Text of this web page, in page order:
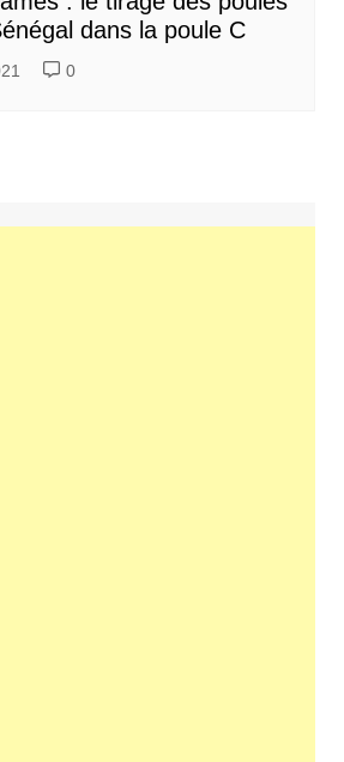
dans la poule C
0